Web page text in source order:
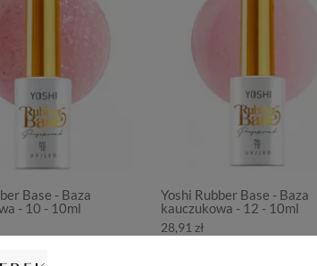
Base - Baza
- 10 - 10ml
Yoshi Rubber Base - Baza
kauczukowa - 12 - 10ml
28,91 zł